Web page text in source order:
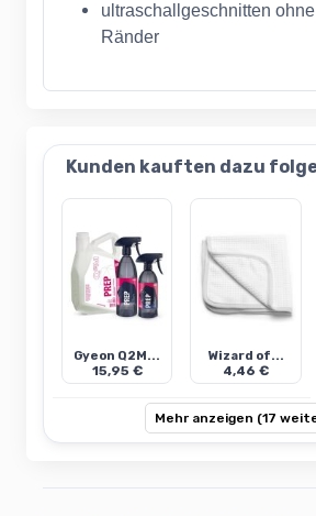
ultraschallgeschnitten
Ränder
Kunden kauften dazu
Gyeon Q2M...
15,95 €
Wizard of...
4,46 €
Mehr anzeigen (17